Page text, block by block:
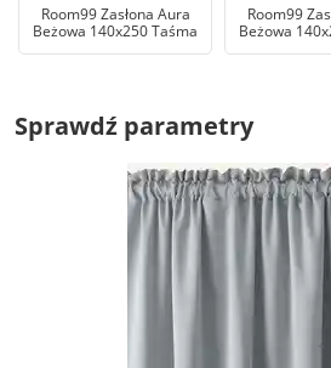
Room99 Zasłona Aura
Beżowa 140x250 Taśma
Room99
Beżowa
Sprawdź parametry